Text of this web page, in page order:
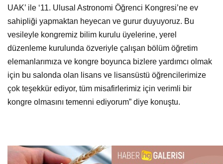
UAK’ ile ‘11. Ulusal Astronomi Öğrenci Kongresi’ne ev
sahipliği yapmaktan heyecan ve gurur duyuyoruz. Bu
vesileyle kongremiz bilim kurulu üyelerine, yerel
düzenleme kurulunda özveriyle çalışan bölüm öğretim
elemanlarımıza ve kongre boyunca bizlere yardımcı olmak
için bu salonda olan lisans ve lisansüstü öğrencilerimize
çok teşekkür ediyor, tüm misafirlerimiz için verimli bir
kongre olmasını temenni ediyorum” diye konuştu.